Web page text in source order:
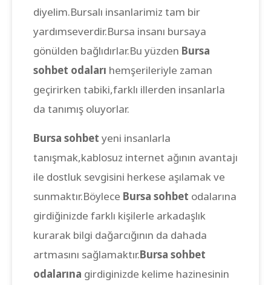
diyelim.Bursalı insanlarimiz tam bir
yardımseverdir.Bursa insanı bursaya
gönülden bağlıdırlar.Bu yüzden Bursa
sohbet odaları hemşerileriyle zaman
geçirirken tabiki,farklı illerden insanlarla
da tanımış oluyorlar.
Bursa sohbet yeni insanlarla
tanışmak,kablosuz internet ağının avantajı
ile dostluk sevgisini herkese aşılamak ve
sunmaktır.Böylece Bursa sohbet odalarına
girdiğinizde farklı kişilerle arkadaşlık
kurarak bilgi dağarcığının da dahada
artmasını sağlamaktır.Bursa sohbet
odalarına girdiginizde kelime hazinesinin